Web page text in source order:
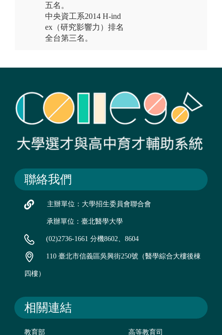
五名。
中央資工系2014 H-ind
ex（研究影響力）排名
全台第三名。
聯絡我們
主辦單位：大學招生委員會聯合會
承辦單位：臺北醫學大學
(02)2736-1661 分機8602、8604
110 臺北市信義區吳興街250號（醫學綜合大樓後棟
四樓）
相關連結
教育部 高等教育司